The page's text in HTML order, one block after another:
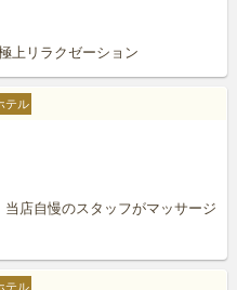
上リラクゼーション
テル
店自慢のスタッフがマッサージ
テル